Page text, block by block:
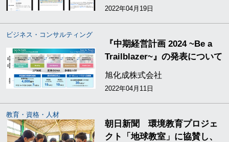
2022年04月19日
ビジネス・コンサルティング
『中期経営計画 2024 ~Be a
Trailblazer~』の発表について
旭化成株式会社
2022年04月11日
教育・資格・人材
朝日新聞 環境教育プロジェ
クト「地球教室」に協賛し、